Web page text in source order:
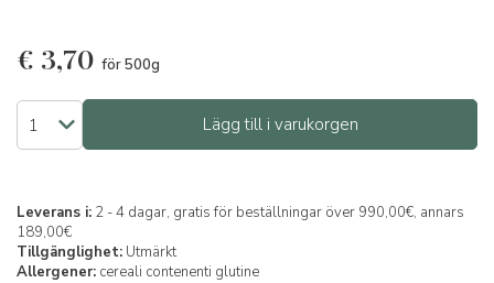
€ 3,70 för 500g
Lägg till i varukorgen
Leverans i: 2 - 4 dagar, gratis för beställningar över 990,00€, annars
189,00€
Tillgänglighet: Utmärkt
Allergener: cereali contenenti glutine